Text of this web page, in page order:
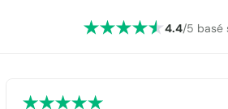
4.4/5 basé